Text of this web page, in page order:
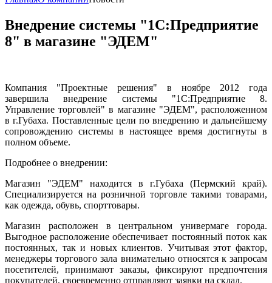
Внедрение системы "1С:Предприятие
8" в магазине "ЭДЕМ"
Компания "Проектные решения" в ноябре 2012 года
завершила внедрение системы "1С:Предприятие 8.
Управление торговлей" в магазине "ЭДЕМ", расположенном
в г.Губаха. Поставленные цели по внедрению и дальнейшему
сопровождению системы в настоящее время достигнуты в
полном объеме.
Подробнее о внедрении:
Магазин "ЭДЕМ" находится в г.Губаха (Пермский край).
Специализируется на розничной торговле такими товарами,
как одежда, обувь, спорттовары.
Магазин расположен в центральном универмаге города.
Выгодное расположение обеспечивает постоянный поток как
постоянных, так и новых клиентов. Учитывая этот фактор,
менеджеры торгового зала внимательно относятся к запросам
посетителей, принимают заказы, фиксируют предпочтения
покупателей, своевременно отправляют заявки на склад.